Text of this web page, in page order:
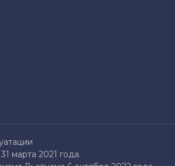
марта 2021 года.